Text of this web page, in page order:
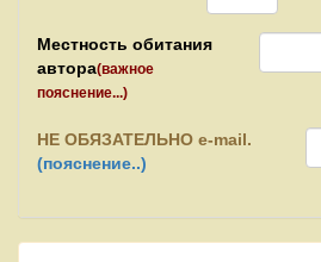
Местность обитания
автора(важное
пояснение...)
НЕ ОБЯЗАТЕЛЬНО e-mail.
(пояснение..)